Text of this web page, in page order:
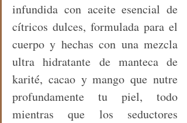
infundida con aceite esencial de
cítricos dulces, formulada para el
cuerpo y hechas con una mezcla
ultra hidratante de manteca de
karité, cacao y mango que nutre
profundamente tu piel, todo
mientras que los seductores